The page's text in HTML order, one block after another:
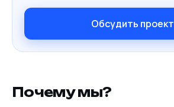
Обсудить проект
Почему мы?